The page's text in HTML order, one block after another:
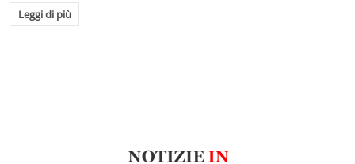
Leggi di più